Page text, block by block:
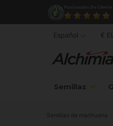
Semillas
Español €
Semillas de marihuana